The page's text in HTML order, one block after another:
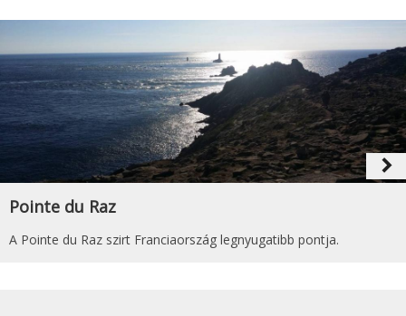
navigate_next
Pointe du Raz
A Pointe du Raz szirt Franciaország legnyugatibb pontja.